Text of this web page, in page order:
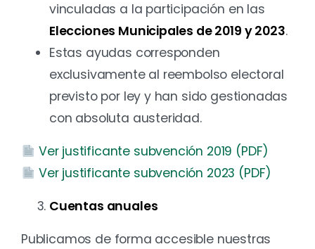
vinculadas a la participación en las
Elecciones Municipales de 2019 y 2023.
Estas ayudas corresponden
exclusivamente al reembolso electoral
previsto por ley y han sido gestionadas
con absoluta austeridad.
Ver justificante subvención 2019 (PDF)
Ver justificante subvención 2023 (PDF)
Cuentas anuales
Publicamos de forma accesible nuestras